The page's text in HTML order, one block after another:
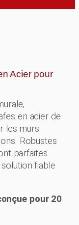
Acier pour
en acier de
les murs
Robustes
parfaites
fiable
pour 20